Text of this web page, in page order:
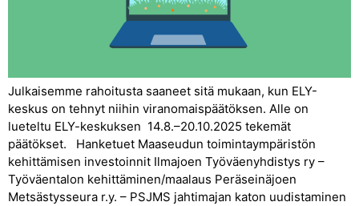
Julkaisemme rahoitusta saaneet sitä mukaan, kun ELY-
keskus on tehnyt niihin viranomaispäätöksen. Alle on
lueteltu ELY-keskuksen 14.8.–20.10.2025 tekemät
päätökset. Hanketuet Maaseudun toimintaympäristön
kehittämisen investoinnit Ilmajoen Työväenyhdistys ry –
Työväentalon kehittäminen/maalaus Peräseinäjoen
Metsästysseura r.y. – PSJMS jahtimajan katon uudistaminen